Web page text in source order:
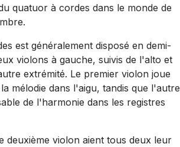
quatuor à cordes dans le monde de
est généralement disposé en demi-
violons à gauche, suivis de l'alto et
extrémité. Le premier violon joue
mélodie dans l'aigu, tandis que l'autre
de l'harmonie dans les registres
deuxième violon aient tous deux leur